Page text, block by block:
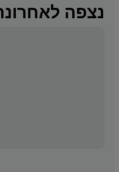
נצפה לאחרונה